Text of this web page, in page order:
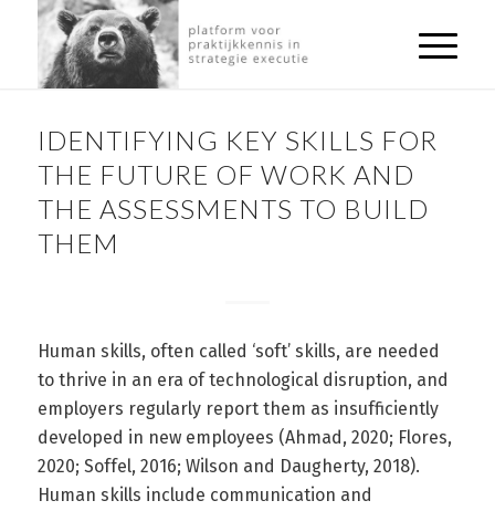
AUTHENTIEK LEIDERSCHAP,COMMUNITY
IDENTIFYING KEY SKILLS FOR
THE FUTURE OF WORK AND
THE ASSESSMENTS TO BUILD
THEM
Human skills, often called ‘soft’ skills, are needed
to thrive in an era of technological disruption, and
employers regularly report them as insufficiently
developed in new employees (Ahmad, 2020; Flores,
2020; Soffel, 2016; Wilson and Daugherty, 2018).
Human skills include communication and